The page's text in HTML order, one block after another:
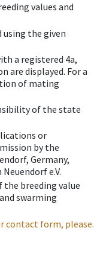
values and
using the given
a registered 4a,
are displayed. For a
of mating
of the state
or
by the
Germany,
e.V.
the breeding value
swarming
contact form, please.